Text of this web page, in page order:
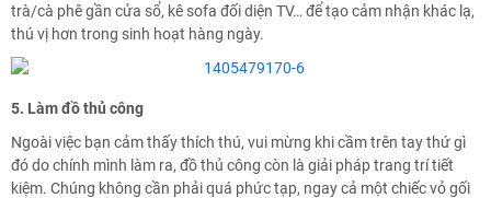
trà/cà phê gần cửa sổ, kê sofa đối diện TV… để tạo cảm nhận khác lạ,
thú vị hơn trong sinh hoạt hàng ngày.
5. Làm đồ thủ công
Ngoài việc bạn cảm thấy thích thú, vui mừng khi cầm trên tay thứ gì
đó do chính mình làm ra, đồ thủ công còn là giải pháp trang trí tiết
kiệm. Chúng không cần phải quá phức tạp, ngay cả một chiếc vỏ gối